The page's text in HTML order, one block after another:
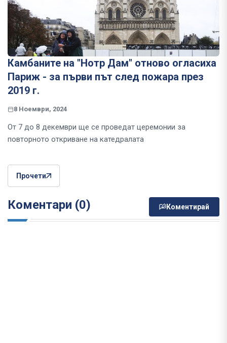
Камбаните на "Нотр Дам" отново огласиха
Париж - за първи път след пожара през
2019 г.
8 Ноември, 2024
От 7 до 8 декември ще се проведат церемонии за
повторното откриване на катедралата
Прочети
Коментари (0) Коментирай